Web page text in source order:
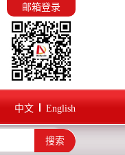
邮箱登录
中文 English
搜索